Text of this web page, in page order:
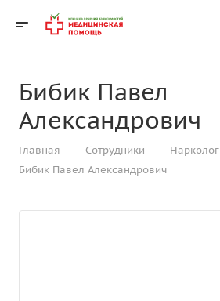
Бибик Павел
Александрович
Главная — Сотрудники — Нарколог
Бибик Павел Александрович